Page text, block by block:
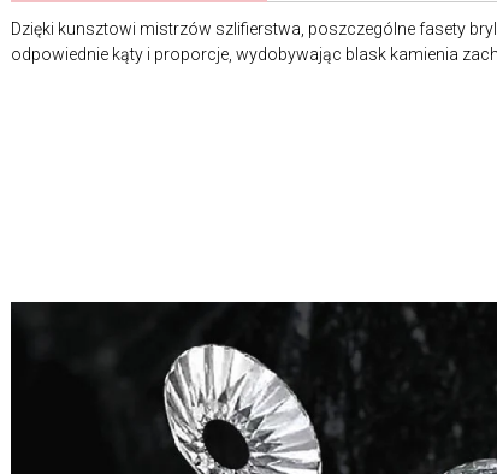
Dzięki kunsztowi mistrzów szlifierstwa, poszczególne fasety
odpowiednie kąty i proporcje, wydobywając blask kamienia